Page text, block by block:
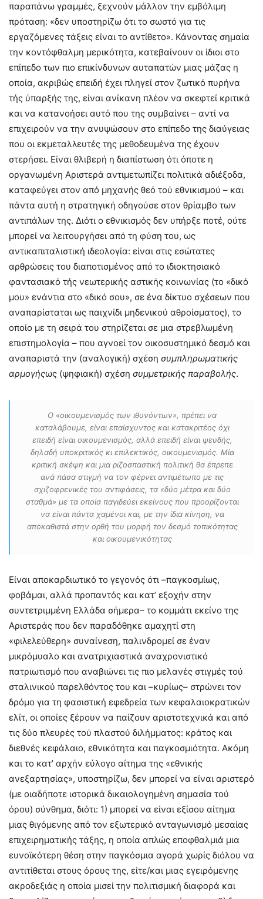
παραπάνω γραμμές, ξεχνούν μάλλον την εμβόλιμη
πρόταση: «δεν υποστηρίζω ότι το σωστό για τις
εργαζόμενες τάξεις είναι το αντίθετο». Κάνοντας σημαία
την κοντόφθαλμη μερικότητα, κατεβαίνουν οι ίδιοι στο
επίπεδο των πιο επικίνδυνων αυταπατών μιας μάζας η
οποία, ακριβώς επειδή έχει πληγεί στον ζωτικό πυρήνα
τής ύπαρξής της, είναι ανίκανη πλέον να σκεφτεί κριτικά
και να κατανοήσει αυτό που της συμβαίνει – αντί να
επιχειρούν να την ανυψώσουν στο επίπεδο της διαύγειας
που οι εκμεταλλευτές της μεθοδευμένα της έχουν
στερήσει. Είναι θλιβερή η διαπίστωση ότι όποτε η
οργανωμένη Αριστερά αντιμετωπίζει πολιτικά αδιέξοδα,
καταφεύγει στον από μηχανής θεό τού εθνικισμού – και
πάντα αυτή η στρατηγική οδηγούσε στον θρίαμβο των
αντιπάλων της. Διότι ο εθνικισμός δεν υπήρξε ποτέ, ούτε
μπορεί να λειτουργήσει από τη φύση του, ως
αντικαπιταλιστική ιδεολογία: είναι στις εσώτατες
αρθρώσεις του διαποτισμένος από το ιδιοκτησιακό
φαντασιακό τής νεωτερικής αστικής κοινωνίας (το «δικό
μου» ενάντια στο «δικό σου», σε ένα δίκτυο σχέσεων που
αναπαρίσταται ως παιχνίδι μηδενικού αθροίσματος), το
οποίο με τη σειρά του στηρίζεται σε μια στρεβλωμένη
επιστημολογία – που αγνοεί τον οικοσυστημικό δεσμό και
αναπαριστά την (αναλογική) σχέση συμπληρωματικής
αρμογήςως (ψηφιακή) σχέση συμμετρικής παραβολής.
Ο «οικουμενισμός των ιθυνόντων», πρέπει να
καταλάβουμε, είναι επαίσχυντος και κατακριτέος όχι
επειδή είναι οικουμενισμός, αλλά επειδή είναι ψευδής,
δηλαδή υποκριτικός κι επιλεκτικός, οικουμενισμός. Μία
κριτική σκέψη και μια ριζοσπαστική πολιτική θα έπρεπε
ανά πάσα στιγμή να τον φέρνει αντιμέτωπο με τις
σχιζοφρενικές του αντιφάσεις, τα «δύο μέτρα και δύο
σταθμά» με τα οποία παγιδεύει εκείνους που προορίζονται
να είναι πάντα χαμένοι και, με την ίδια κίνηση, να
αποκαθιστά στην ορθή του μορφή τον δεσμό τοπικότητας
και οικουμενικότητας
Είναι αποκαρδιωτικό το γεγονός ότι –παγκοσμίως,
φοβάμαι, αλλά προπαντός και κατ’ εξοχήν στην
συντετριμμένη Ελλάδα σήμερα– το κομμάτι εκείνο της
Αριστεράς που δεν παραδόθηκε αμαχητί στη
«φιλελεύθερη» συναίνεση, παλινδρομεί σε έναν
μικρόμυαλο και ανατριχιαστικά αναχρονιστικό
πατριωτισμό που αναβιώνει τις πιο μελανές στιγμές τού
σταλινικού παρελθόντος του και –κυρίως– στρώνει τον
δρόμο για τη φασιστική εφεδρεία των κεφαλαιοκρατικών
ελίτ, οι οποίες ξέρουν να παίζουν αριστοτεχνικά και από
τις δύο πλευρές τού πλαστού διλήμματος: κράτος και
διεθνές κεφάλαιο, εθνικότητα και παγκοσμιότητα. Ακόμη
και το κατ’ αρχήν εύλογο αίτημα της «εθνικής
ανεξαρτησίας», υποστηρίζω, δεν μπορεί να είναι αριστερό
(με οιαδήποτε ιστορικά δικαιολογημένη σημασία τού
όρου) σύνθημα, διότι: 1) μπορεί να είναι εξίσου αίτημα
μιας θιγόμενης από τον εξωτερικό ανταγωνισμό μεσαίας
επιχειρηματικής τάξης, η οποία απλώς εποφθαλμιά μια
ευνοϊκότερη θέση στην παγκόσμια αγορά χωρίς διόλου να
αντιτίθεται στους όρους της, είτε/και μιας εγειρόμενης
ακροδεξιάς η οποία μισεί την πολιτισμική διαφορά και